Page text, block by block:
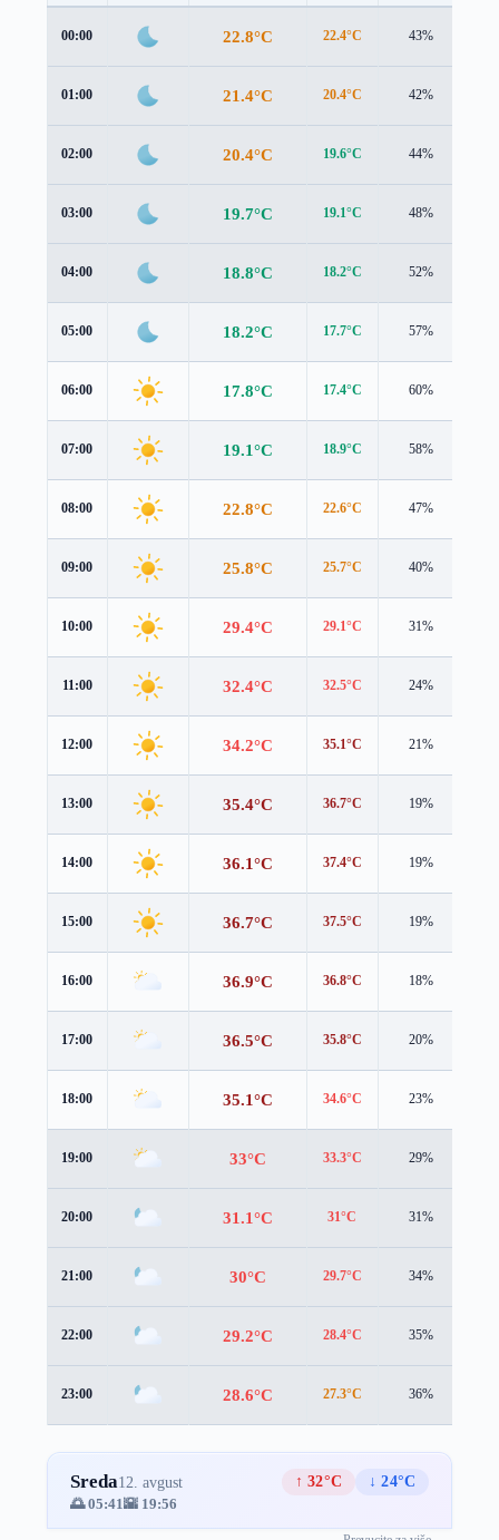
00:00 22.8°C 22.4°C 43%
01:00 21.4°C 20.4°C 42%
02:00 20.4°C 19.6°C 44%
03:00 19.7°C 19.1°C 48%
04:00 18.8°C 18.2°C 52%
05:00 18.2°C 17.7°C 57%
06:00 17.8°C 17.4°C 60%
07:00 19.1°C 18.9°C 58%
08:00 22.8°C 22.6°C 47%
09:00 25.8°C 25.7°C 40%
10:00 29.4°C 29.1°C 31%
11:00 32.4°C 32.5°C 24%
12:00 34.2°C 35.1°C 21%
13:00 35.4°C 36.7°C 19%
14:00 36.1°C 37.4°C 19%
15:00 36.7°C 37.5°C 19%
16:00 36.9°C 36.8°C 18%
17:00 36.5°C 35.8°C 20%
18:00 35.1°C 34.6°C 23%
19:00 33°C 33.3°C 29%
20:00 31.1°C 31°C 31%
21:00 30°C 29.7°C 34%
22:00 29.2°C 28.4°C 35%
23:00 28.6°C 27.3°C 36%
Sreda12. avgust ↑ 32°C
↓ 24°C
🌅 05:41🌇 19:56